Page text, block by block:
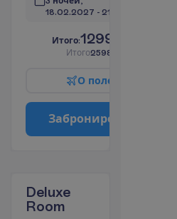
18.02.2027 - 21.02.2027
Итого:1299.00
Итого2598.00
О поле
Заброниро
Deluxe
Room